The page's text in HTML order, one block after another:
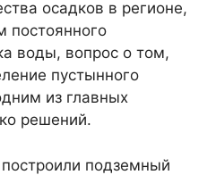
осадков в регионе,
постоянного
воды, вопрос о том,
пустынного
из главных
решений.
подземный